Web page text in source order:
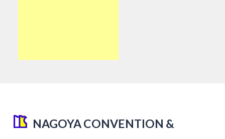
NAGOYA CONVENTION &